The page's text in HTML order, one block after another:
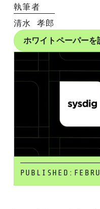
執筆者
清水 孝郎
ホワイトペーパーを
PUBLISHED: